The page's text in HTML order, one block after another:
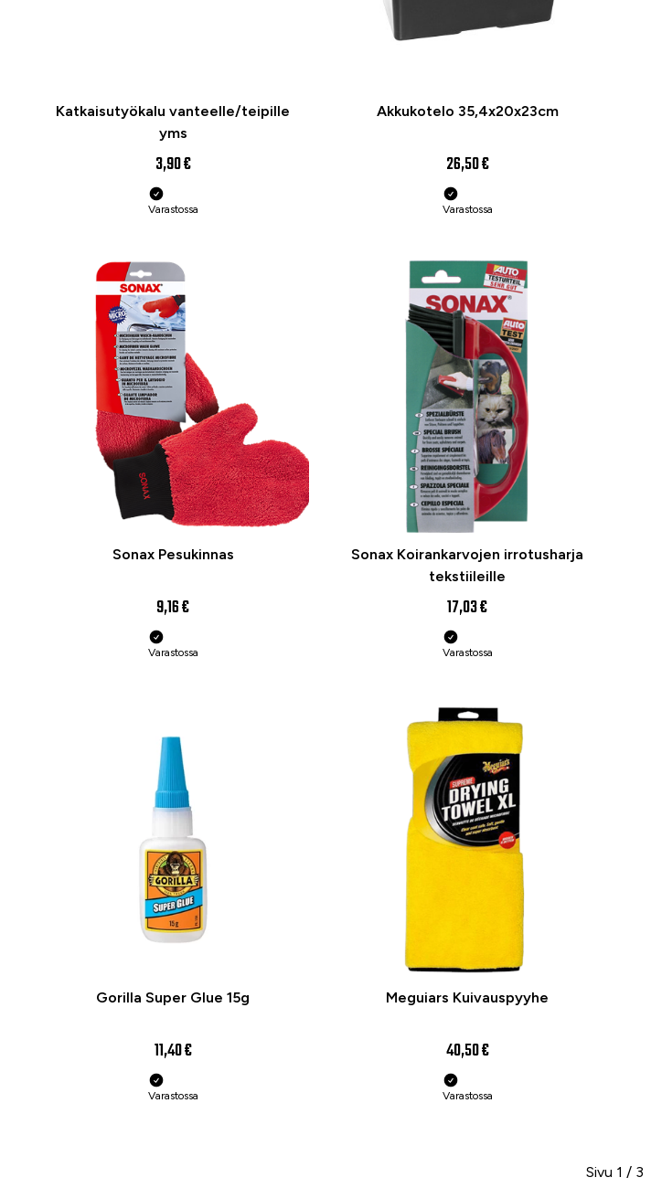
Katkaisutyökalu vanteelle/teipille
yms
3,90 €
Varastossa
Akkukotelo 35,4x20x23cm
26,50 €
Varastossa
Sonax Pesukinnas
9,16 €
Varastossa
Sonax Koirankarvojen irrotusharja
tekstiileille
17,03 €
Varastossa
Gorilla Super Glue 15g
11,40 €
Varastossa
Meguiars Kuivauspyyhe
40,50 €
Varastossa
Sivu 1 / 3